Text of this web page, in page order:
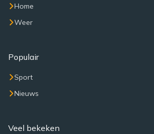
Home
Weer
Populair
Sport
Nieuws
Veel bekeken